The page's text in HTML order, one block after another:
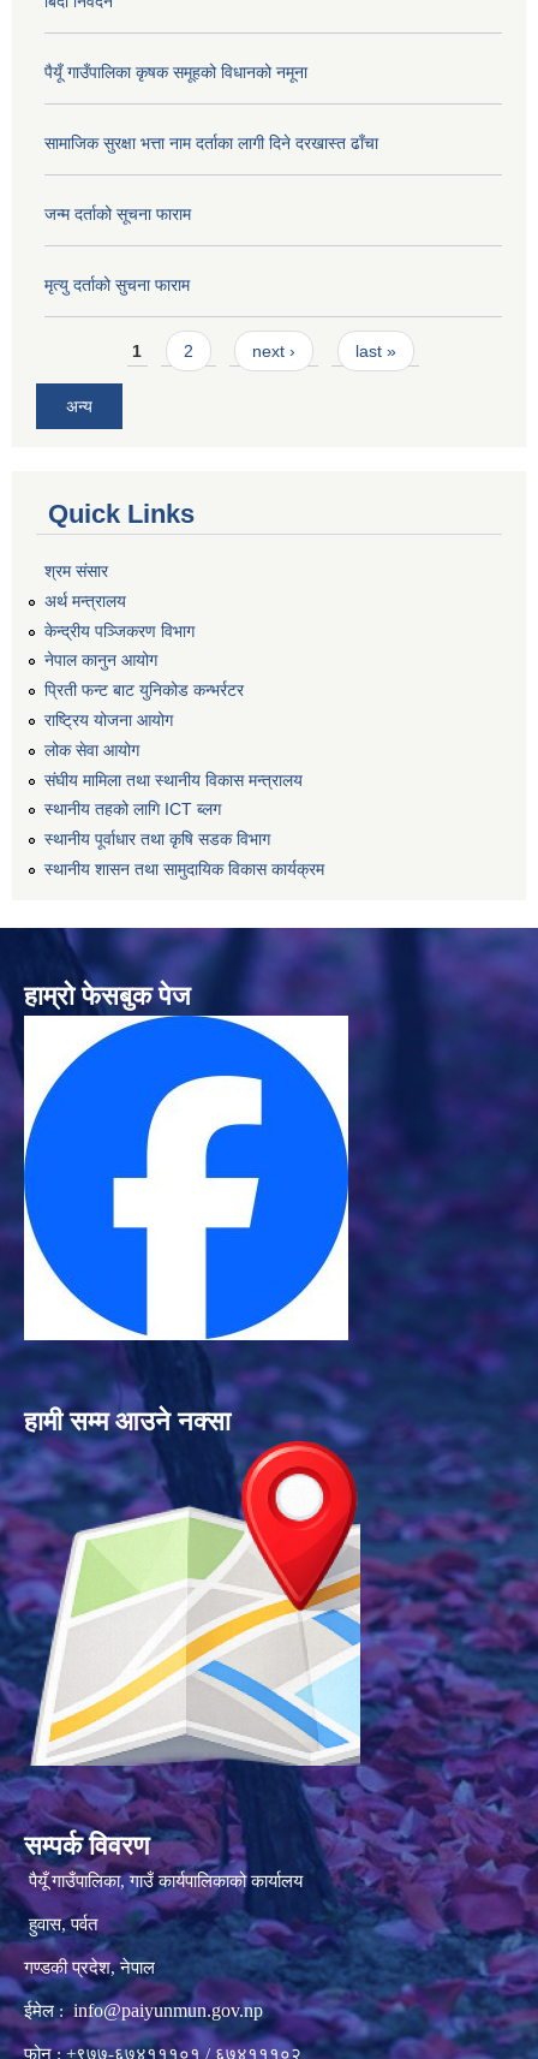
पैयूँ गाउँपालिका कृषक समूहको विधानको नमूना
सामाजिक सुरक्षा भत्ता नाम दर्ताका लागी दिने दरखास्त ढाँचा
जन्म दर्ताको सूचना फाराम
मृत्यु दर्ताको सुचना फाराम
Pages1 2 next › last »
अन्य
Quick Links
श्रम संसार
अर्थ मन्त्रालय
केन्द्रीय पञ्जिकरण विभाग
नेपाल कानुन आयोग
प्रिती फन्ट बाट युनिकोड कन्भर्रटर
राष्ट्रिय योजना आयोग
लोक सेवा आयोग
संघीय मामिला तथा स्थानीय विकास मन्त्रालय
स्थानीय तहको लागि ICT ब्लग
स्थानीय पूर्वाधार तथा कृषि सडक विभाग
स्थानीय शासन तथा सामुदायिक विकास कार्यक्रम
हाम्रो फेसबुक पेज
हामी सम्म आउने नक्सा
सम्पर्क विवरण
पैयूँ गाउँपालिका, गाउँ कार्यपालिकाको कार्यालय
हुवास, पर्वत
गण्डकी प्रदेश, नेपाल
ईमेल : info@paiyunmun.gov.np
फोन : +९७७-६७४१११०१ / ६७४१११०२